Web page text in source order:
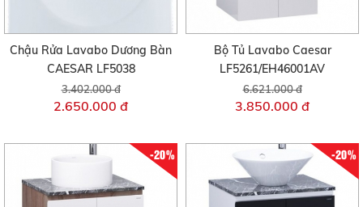
Chậu Rửa Lavabo Dương Bàn
CAESAR LF5038
3.402.000 đ
2.650.000 đ
Bộ Tủ Lavabo Caesar
LF5261/EH46001AV
6.621.000 đ
3.850.000 đ
-20% -20%